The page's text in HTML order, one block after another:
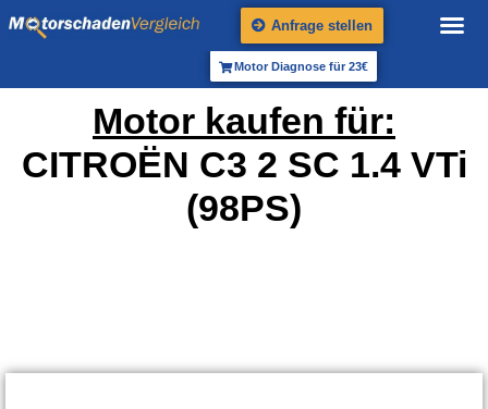
Anfrage stellen
Motor Diagnose für 23€
Motor kaufen für:
CITROËN C3 2 SC 1.4 VTi
(98PS)